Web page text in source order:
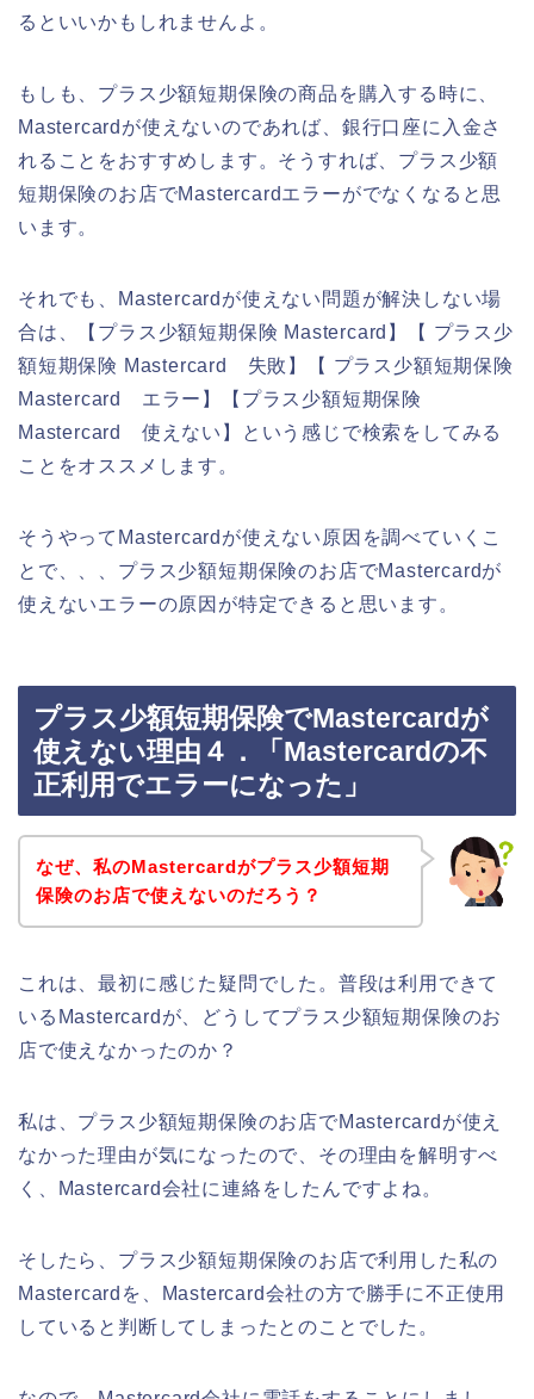
るといいかもしれませんよ。
もしも、プラス少額短期保険の商品を購入する時に、
Mastercardが使えないのであれば、銀行口座に入金さ
れることをおすすめします。そうすれば、プラス少額
短期保険のお店でMastercardエラーがでなくなると思
います。
それでも、Mastercardが使えない問題が解決しない場
合は、【プラス少額短期保険 Mastercard】【 プラス少
額短期保険 Mastercard 失敗】【 プラス少額短期保険
Mastercard エラー】【プラス少額短期保険
Mastercard 使えない】という感じで検索をしてみる
ことをオススメします。
そうやってMastercardが使えない原因を調べていくこ
とで、、、プラス少額短期保険のお店でMastercardが
使えないエラーの原因が特定できると思います。
プラス少額短期保険でMastercardが
使えない理由４．「Mastercardの不
正利用でエラーになった」
なぜ、私のMastercardがプラス少額短期
保険のお店で使えないのだろう？
これは、最初に感じた疑問でした。普段は利用できて
いるMastercardが、どうしてプラス少額短期保険のお
店で使えなかったのか？
私は、プラス少額短期保険のお店でMastercardが使え
なかった理由が気になったので、その理由を解明すべ
く、Mastercard会社に連絡をしたんですよね。
そしたら、プラス少額短期保険のお店で利用した私の
Mastercardを、Mastercard会社の方で勝手に不正使用
していると判断してしまったとのことでした。